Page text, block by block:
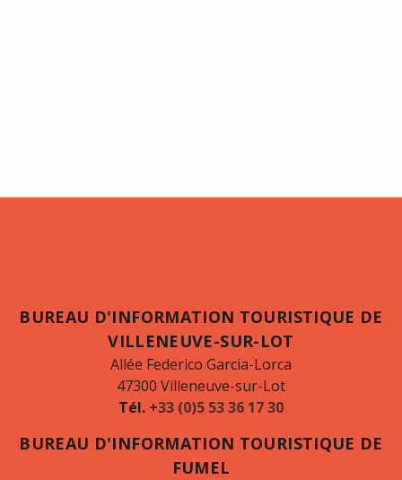
BUREAU D'INFORMATION TOURISTIQUE DE
VILLENEUVE-SUR-LOT
Allée Federico Garcia-Lorca
47300 Villeneuve-sur-Lot
Tél. +33 (0)5 53 36 17 30
BUREAU D'INFORMATION TOURISTIQUE DE
FUMEL